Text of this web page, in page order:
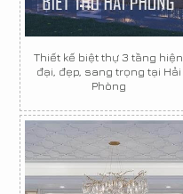
Thiết kế biệt thự 3 tầng hiện
đại, đẹp, sang trọng tại Hải
Phòng